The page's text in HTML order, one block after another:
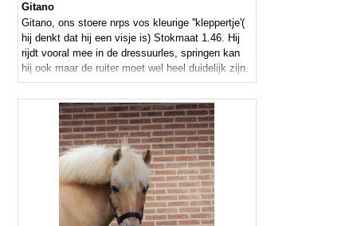
Gitano
Gitano, ons stoere nrps vos kleurige ''kleppertje'(
hij denkt dat hij een visje is) Stokmaat 1.46. Hij
rijdt vooral mee in de dressuurles, springen kan
hij ook maar de ruiter moet wel heel duidelijk zijn.